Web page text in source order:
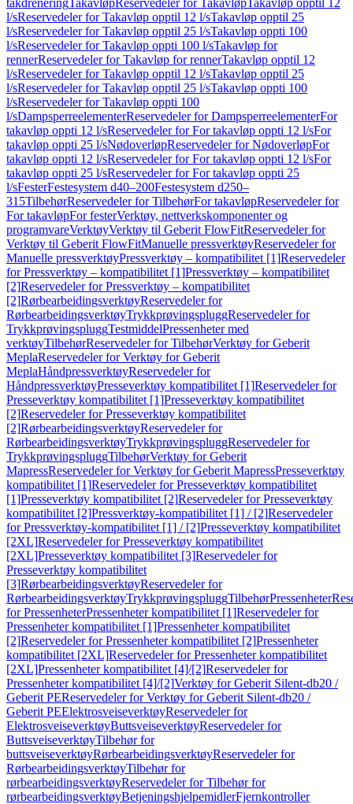
takdreneringTakavløpReservedeler for TakavløpTakavløp opptil 12
l/sReservedeler for Takavløp opptil 12 l/sTakavløp opptil 25
l/sReservedeler for Takavløp opptil 25 l/sTakavløp oppti 100
l/sReservedeler for Takavløp oppti 100 l/sTakavløp for
rennerReservedeler for Takavløp for rennerTakavløp opptil 12
l/sReservedeler for Takavløp opptil 12 l/sTakavløp opptil 25
l/sReservedeler for Takavløp opptil 25 l/sTakavløp oppti 100
l/sReservedeler for Takavløp oppti 100
l/sDampsperreelementerReservedeler for DampsperreelementerFor
takavløp oppti 12 l/sReservedeler for For takavløp oppti 12 l/sFor
takavløp oppti 25 l/sNødoverløpReservedeler for NødoverløpFor
takavløp oppti 12 l/sReservedeler for For takavløp oppti 12 l/sFor
takavløp oppti 25 l/sReservedeler for For takavløp oppti 25
l/sFesterFestesystem d40–200Festesystem d250–
315TilbehørReservedeler for TilbehørFor takavløpReservedeler for
For takavløpFor festerVerktøy, nettverkskomponenter og
programvareVerktøyVerktøy til Geberit FlowFitReservedeler for
Verktøy til Geberit FlowFitManuelle pressverktøyReservedeler for
Manuelle pressverktøyPressverktøy – kompatibilitet [1]Reservedeler
for Pressverktøy – kompatibilitet [1]Pressverktøy – kompatibilitet
[2]Reservedeler for Pressverktøy – kompatibilitet
[2]RørbearbeidingsverktøyReservedeler for
RørbearbeidingsverktøyTrykkprøvingspluggReservedeler for
TrykkprøvingspluggTestmiddelPressenheter med
verktøyTilbehørReservedeler for TilbehørVerktøy for Geberit
MeplaReservedeler for Verktøy for Geberit
MeplaHåndpressverktøyReservedeler for
HåndpressverktøyPresseverktøy kompatibilitet [1]Reservedeler for
Presseverktøy kompatibilitet [1]Presseverktøy kompatibilitet
[2]Reservedeler for Presseverktøy kompatibilitet
[2]RørbearbeidingsverktøyReservedeler for
RørbearbeidingsverktøyTrykkprøvingspluggReservedeler for
TrykkprøvingspluggTilbehørVerktøy for Geberit
MapressReservedeler for Verktøy for Geberit MapressPresseverktøy
kompatibilitet [1]Reservedeler for Presseverktøy kompatibilitet
[1]Presseverktøy kompatibilitet [2]Reservedeler for Presseverktøy
kompatibilitet [2]Pressverktøy-kompatibilitet [1] / [2]Reservedeler
for Pressverktøy-kompatibilitet [1] / [2]Presseverktøy kompatibilitet
[2XL]Reservedeler for Presseverktøy kompatibilitet
[2XL]Presseverktøy kompatibilitet [3]Reservedeler for
Presseverktøy kompatibilitet
[3]RørbearbeidingsverktøyReservedeler for
RørbearbeidingsverktøyTrykkprøvingspluggTilbehørPressenheter
for PressenheterPressenheter kompatibilitet [1]Reservedeler for
Pressenheter kompatibilitet [1]Pressenheter kompatibilitet
[2]Reservedeler for Pressenheter kompatibilitet [2]Pressenheter
kompatibilitet [2XL]Reservedeler for Pressenheter kompatibilitet
[2XL]Pressenheter kompatibilitet [4]/[2]Reservedeler for
Pressenheter kompatibilitet [4]/[2]Verktøy for Geberit Silent-db20 /
Geberit PEReservedeler for Verktøy for Geberit Silent-db20 /
Geberit PEElektrosveiseverktøyReservedeler for
ElektrosveiseverktøyButtsveiseverktøyReservedeler for
ButtsveiseverktøyTilbehør for
buttsveiseverktøyRørbearbeidingsverktøyReservedeler for
RørbearbeidingsverktøyTilbehør for
rørbearbeidingsverktøyReservedeler for Tilbehør for
rørbearbeidingsverktøyBetjeningshjelpemidlerFjernkontroller